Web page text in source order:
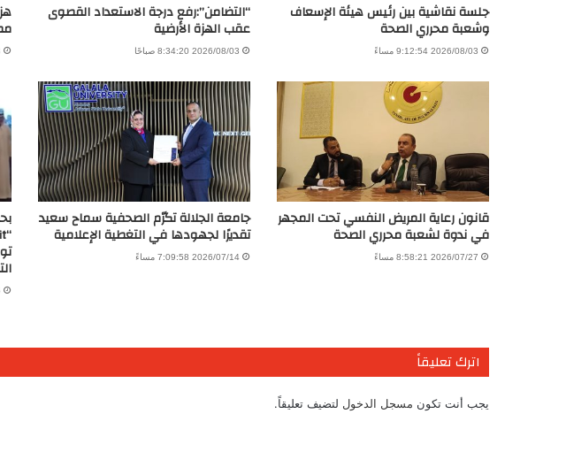
جلسة نقاشية بين رئيس هيئة الإسعاف
وشعبة محرري الصحة
2026/08/03 9:12:54 مساءً
“التضامن”:رفع درجة الاستعداد القصوى
عقب الهزة الأرضية
2026/08/03 8:34:20 صباحًا
قانون رعاية المريض النفسي تحت المجهر
في ندوة لشعبة محرري الصحة
2026/07/27 8:58:21 مساءً
جامعة الجلالة تكرّم الصحفية سماح سعيد
تقديرًا لجهودها في التغطية الإعلامية
2026/07/14 7:09:58 مساءً
اترك تعليقاً
يجب أنت تكون مسجل الدخول لتضيف تعليقاً.